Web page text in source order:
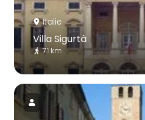
Italie
Villa Sigurtà
7.1 km